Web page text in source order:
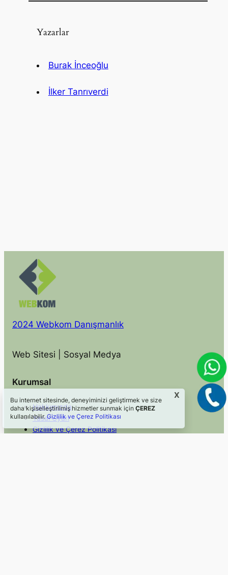
Yazarlar
Burak İnceoğlu
İlker Tanrıverdi
2024 Webkom Danışmanlık
Web Sitesi | Sosyal Medya
Kurumsal
Hakkımızda
Yasal Uyarı
Gizlilik ve Çerez Politikası
Bu internet sitesinde, deneyiminizi geliştirmek ve size
daha kişiselleştirilmiş hizmetler sunmak için ÇEREZ
kullanılabilir.Gizlilik ve Çerez Politikası
X